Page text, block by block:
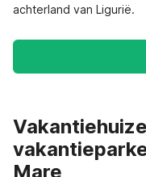
achterland van Ligurië.
Mare